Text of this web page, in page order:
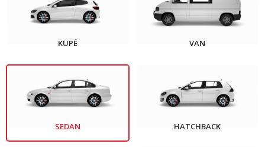
KUPÉ VAN
SEDAN HATCHBACK